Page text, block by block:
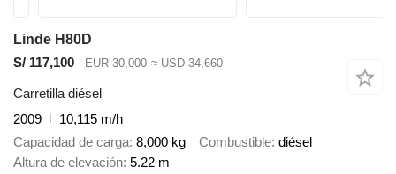
Linde H80D
S/ 117,100
EUR 30,000 ≈ USD 34,660
Carretilla diésel
2009
10,115 m/h
Capacidad de carga 8,000 kg Combustible diésel
Altura de elevación 5.22 m